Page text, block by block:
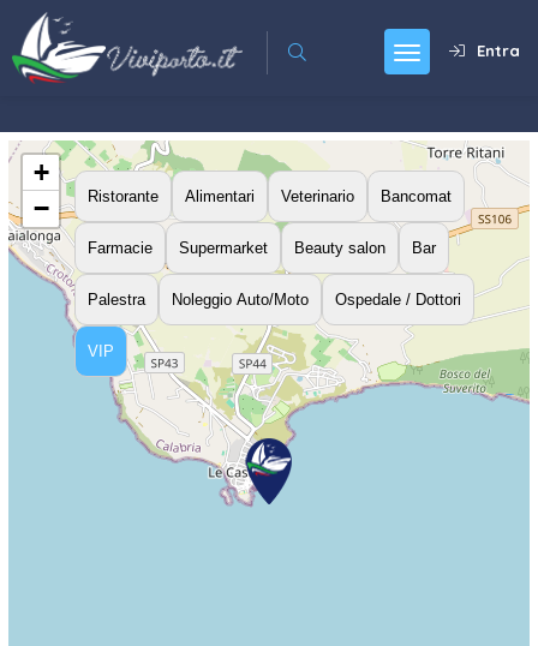
Entra
Ristorante Alimentari Veterinario Bancomat
Farmacie Supermarket Beauty salon Bar
Palestra Noleggio Auto/Moto Ospedale / Dottori
VIP
+
−